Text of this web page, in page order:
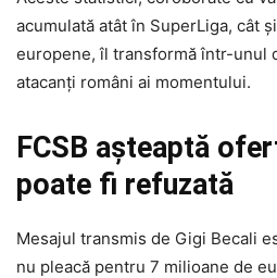
acumulată atât în SuperLiga, cât
europene, îl transformă într-unul
atacanți români ai momentului.
FCSB așteaptă
poate fi refuzată
Mesajul transmis de Gigi Becali
nu pleacă pentru 7 milioane de